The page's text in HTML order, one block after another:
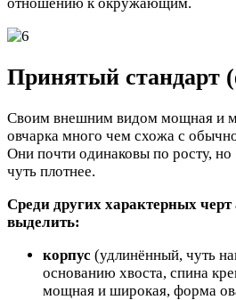
Принятый стандарт
Своим внешним видом мощная и
овчарка много чем схожа с
Они почти одинаковы по росту,
чуть плотнее.
Среди других характерных черт
выделить:
корпус (удлинённый, чуть
основанию хвоста, спина
мощная и широкая, форма